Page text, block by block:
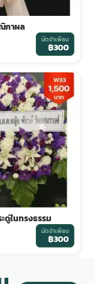
กาผล
มัดจำเพียง
฿300
ดู่ในทรงธรรม
มัดจำเพียง
฿300